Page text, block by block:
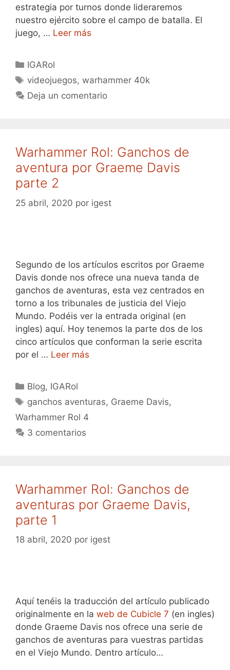
estrategia por turnos donde lideraremos
nuestro ejército sobre el campo de batalla. El
juego, … Leer más
Categorías
IGARol
Etiquetas
videojuegos,warhammer 40k
Deja un comentario
Warhammer Rol: Ganchos de
aventura por Graeme Davis
parte 2
25 abril, 2020 por igest
Segundo de los artículos escritos por Graeme
Davis donde nos ofrece una nueva tanda de
ganchos de aventuras, esta vez centrados en
torno a los tribunales de justicia del Viejo
Mundo. Podéis ver la entrada original (en
ingles) aquí. Hoy tenemos la parte dos de los
cinco artículos que conforman la serie escrita
por el … Leer más
Categorías
Blog, IGARol
Etiquetas
ganchos aventuras, Graeme Davis,
Warhammer Rol 4
3 comentarios
Warhammer Rol: Ganchos de
aventuras por Graeme Davis,
parte 1
18 abril, 2020 por igest
Aquí tenéis la traducción del artículo publicado
originalmente en la web de Cubicle 7 (en ingles)
donde Graeme Davis nos ofrece una serie de
ganchos de aventuras para vuestras partidas
en el Viejo Mundo. Dentro artículo…